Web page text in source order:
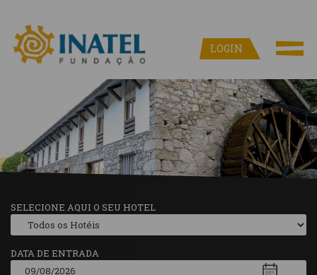
LOGIN
SELECIONE AQUI O SEU HOTEL
DATA DE ENTRADA